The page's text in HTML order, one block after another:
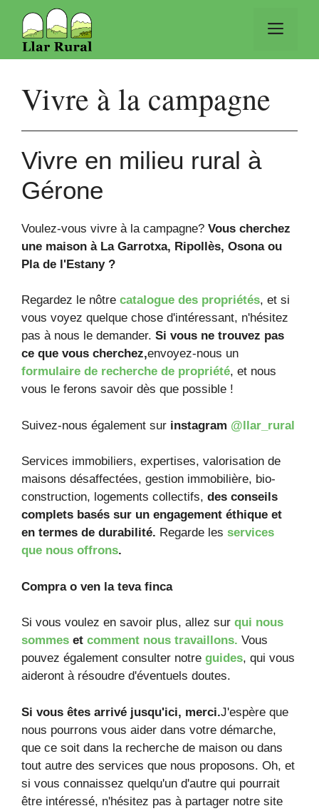
contenu
Vivre à la campagne
Vivre en milieu rural à
Gérone
Voulez-vous vivre à la campagne? Vous cherchez
une maison à La Garrotxa, Ripollès, Osona ou
Pla de l'Estany ?
Regardez le nôtre catalogue des propriétés, et si
vous voyez quelque chose d'intéressant, n'hésitez
pas à nous le demander. Si vous ne trouvez pas
ce que vous cherchez,envoyez-nous un
formulaire de recherche de propriété, et nous
vous le ferons savoir dès que possible !
Suivez-nous également sur instagram @llar_rural
Services immobiliers, expertises, valorisation de
maisons désaffectées, gestion immobilière, bio-
construction, logements collectifs, des conseils
complets basés sur un engagement éthique et
en termes de durabilité. Regarde les services
que nous offrons.
Compra o ven la teva finca
Si vous voulez en savoir plus, allez sur qui nous
sommes et comment nous travaillons. Vous
pouvez également consulter notre guides, qui vous
aideront à résoudre d'éventuels doutes.
Si vous êtes arrivé jusqu'ici, merci.J'espère que
nous pourrons vous aider dans votre démarche,
que ce soit dans la recherche de maison ou dans
tout autre des services que nous proposons. Oh, et
si vous connaissez quelqu'un d'autre qui pourrait
être intéressé, n'hésitez pas à partager notre site